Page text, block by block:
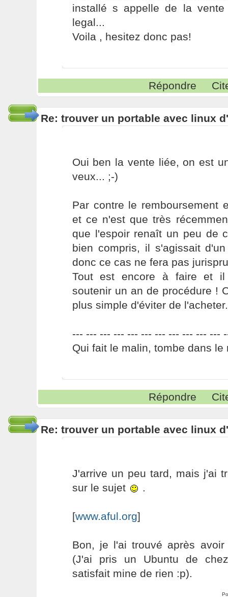
installé s appelle de la
legal...
Voila , hesitez donc pas!
Répondre
Re: trouver un portable avec linux
Oui ben la vente liée, on est
veux... ;-)
Par contre le remboursement
et ce n'est que très
que l'espoir renaît un peu de
bien compris, il s'agissait
donc ce cas ne fera pas
Tout est encore à faire et
soutenir un an de procédure !
plus simple d'éviter de
--- --- --- --- --- --- --- --- --- --- ---
Qui fait le malin, tombe dans le
Répondre
Re: trouver un portable avec linux
J'arrive un peu tard, mais j'ai
sur le sujet
.
[www.aful.org]
Bon, je l'ai trouvé après
(J'ai pris un Ubuntu de
satisfait mine de rien :p).